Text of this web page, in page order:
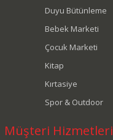
Duyu Bütünleme
Bebek Marketi
Çocuk Marketi
Kitap
Kırtasiye
Spor & Outdoor
Müşteri Hizmetleri